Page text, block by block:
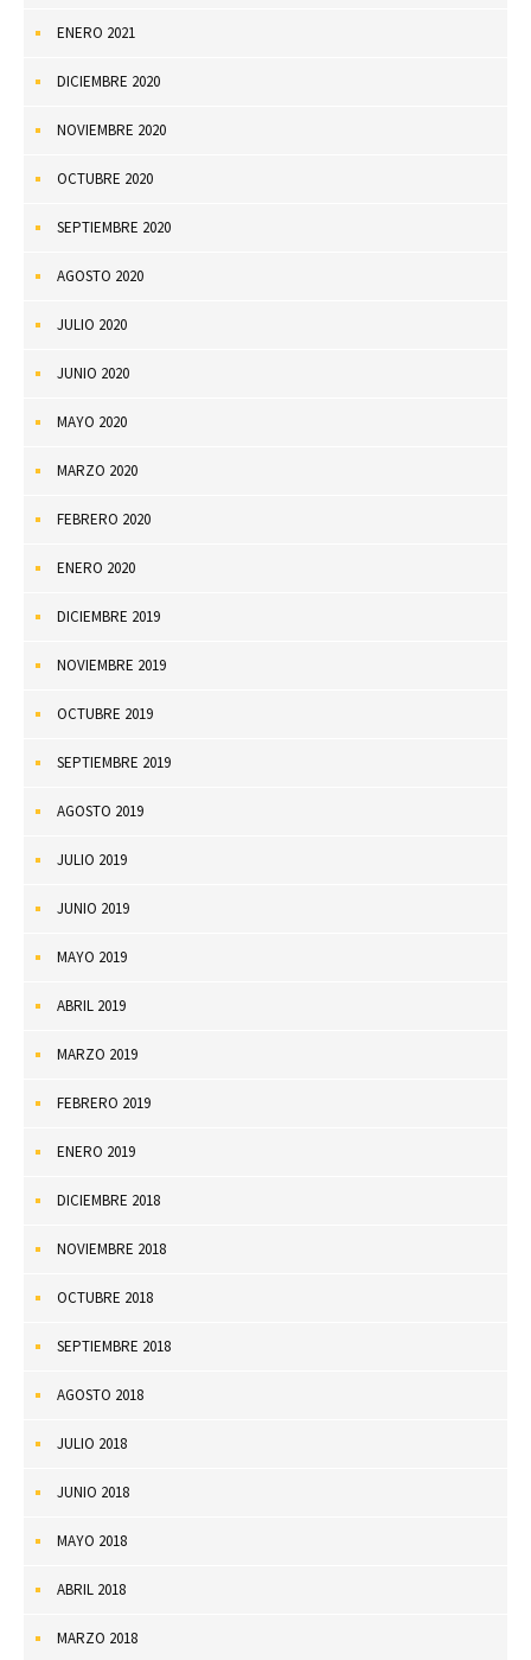
ENERO 2021
DICIEMBRE 2020
NOVIEMBRE 2020
OCTUBRE 2020
SEPTIEMBRE 2020
AGOSTO 2020
JULIO 2020
JUNIO 2020
MAYO 2020
MARZO 2020
FEBRERO 2020
ENERO 2020
DICIEMBRE 2019
NOVIEMBRE 2019
OCTUBRE 2019
SEPTIEMBRE 2019
AGOSTO 2019
JULIO 2019
JUNIO 2019
MAYO 2019
ABRIL 2019
MARZO 2019
FEBRERO 2019
ENERO 2019
DICIEMBRE 2018
NOVIEMBRE 2018
OCTUBRE 2018
SEPTIEMBRE 2018
AGOSTO 2018
JULIO 2018
JUNIO 2018
MAYO 2018
ABRIL 2018
MARZO 2018